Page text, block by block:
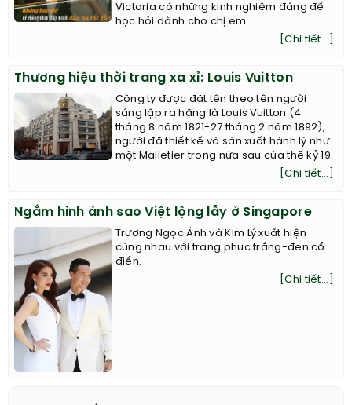
Victoria có những kinh nghiệm đáng để
học hỏi dành cho chị em.
[Chi tiết...]
Thương hiệu thời trang xa xỉ: Louis Vuitton
Công ty được đặt tên theo tên người
sáng lập ra hãng là Louis Vuitton (4
tháng 8 năm 1821-27 tháng 2 năm 1892),
người đã thiết kế và sản xuất hành lý như
một Malletier trong nửa sau của thế kỷ 19.
[Chi tiết...]
Ngắm hình ảnh sao Việt lộng lẫy ở Singapore
Trương Ngọc Ánh và Kim Lý xuất hiện
cùng nhau với trang phục trắng-đen cổ
điển.
[Chi tiết...]